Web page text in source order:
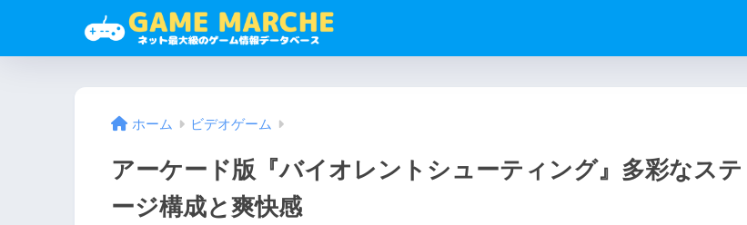
ホーム ビデオゲーム
アーケード版『バイオレントシューティング』多彩なステ
ージ構成と爽快感